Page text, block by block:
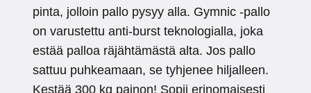
pinta, jolloin pallo pysyy alla. Gymnic -pallo
on varustettu anti-burst teknologialla, joka
estää palloa räjähtämästä alta. Jos pallo
sattuu puhkeamaan, se tyhjenee hiljalleen.
Kestää 300 kg painon! Sopii erinomaisesti